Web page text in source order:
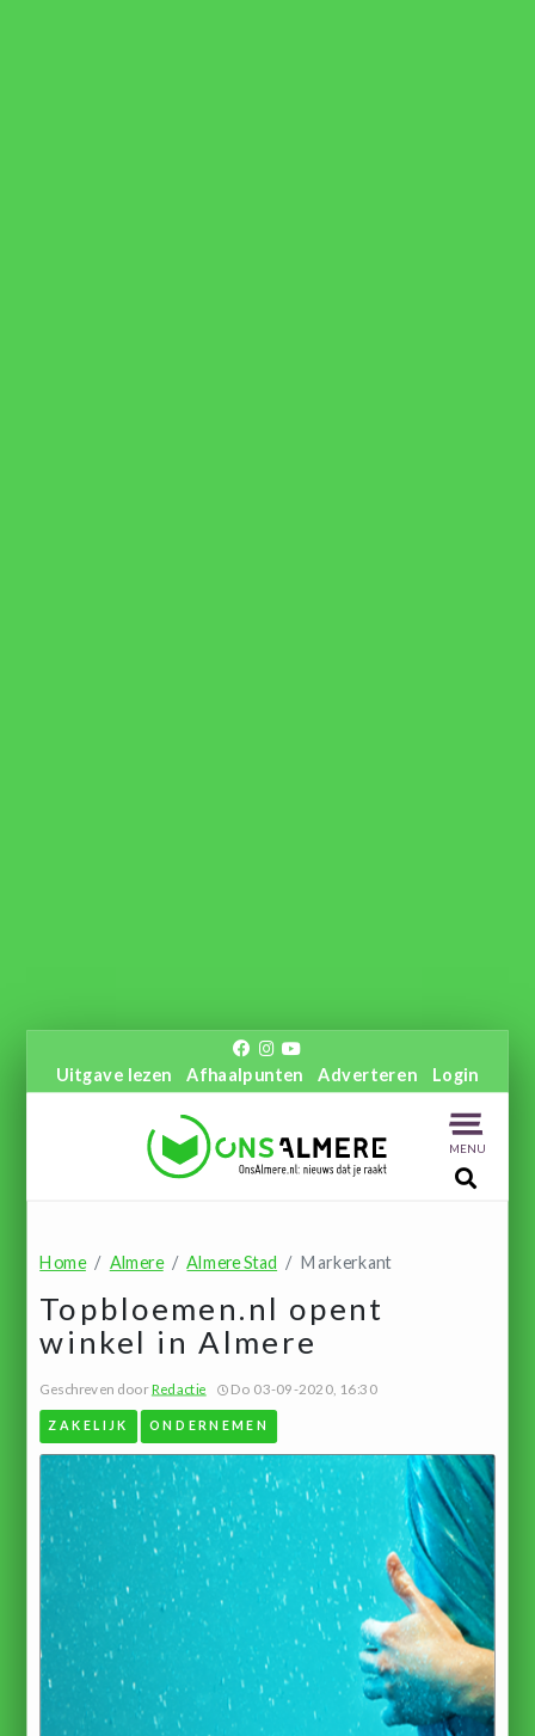
Uitgave lezen Afhaalpunten Adverteren Login
MENU
Home Almere Almere Stad Markerkant
Topbloemen.nl opent
winkel in Almere
Geschreven doorRedactie Do 03-09-2020, 16:30
ZAKELIJK ONDERNEMEN